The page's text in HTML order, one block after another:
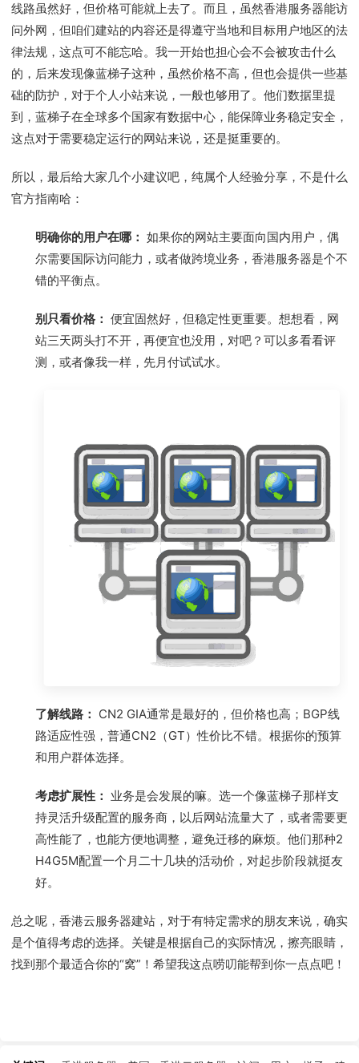
线路虽然好，但价格可能就上去了。而且，虽然香港服务器能访
问外网，但咱们建站的内容还是得遵守当地和目标用户地区的法
律法规，这点可不能忘哈。我一开始也担心会不会被攻击什么
的，后来发现像蓝梯子这种，虽然价格不高，但也会提供一些基
础的防护，对于个人小站来说，一般也够用了。他们数据里提
到，蓝梯子在全球多个国家有数据中心，能保障业务稳定安全，
这点对于需要稳定运行的网站来说，还是挺重要的。
所以，最后给大家几个小建议吧，纯属个人经验分享，不是什么
官方指南哈：
明确你的用户在哪： 如果你的网站主要面向国内用户，偶
尔需要国际访问能力，或者做跨境业务，香港服务器是个不
错的平衡点。
别只看价格： 便宜固然好，但稳定性更重要。想想看，网
站三天两头打不开，再便宜也没用，对吧？可以多看看评
测，或者像我一样，先月付试试水。
了解线路： CN2 GIA通常是最好的，但价格也高；BGP线
路适应性强，普通CN2（GT）性价比不错。根据你的预算
和用户群体选择。
考虑扩展性： 业务是会发展的嘛。选一个像蓝梯子那样支
持灵活升级配置的服务商，以后网站流量大了，或者需要更
高性能了，也能方便地调整，避免迁移的麻烦。他们那种2
H4G5M配置一个月二十几块的活动价，对起步阶段就挺友
好。
总之呢，香港云服务器建站，对于有特定需求的朋友来说，确实
是个值得考虑的选择。关键是根据自己的实际情况，擦亮眼睛，
找到那个最适合你的“窝”！希望我这点唠叨能帮到你一点点吧！